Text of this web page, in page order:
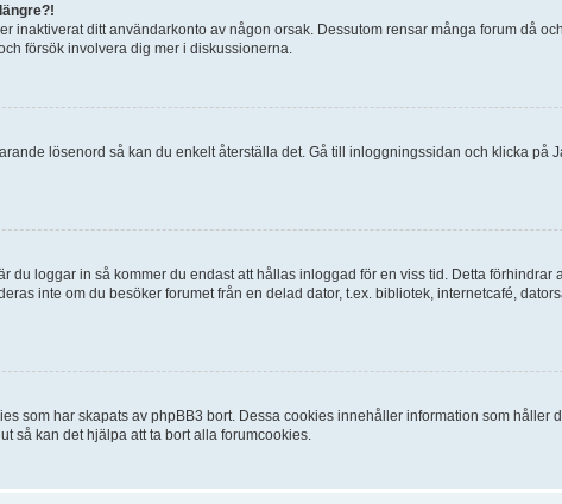
inaktiverat ditt användarkonto av någon orsak. Dessutom rensar många forum då
försök involvera dig mer i diskussionerna.
lösenord så kan du enkelt återställa det. Gå till inloggningssidan och klicka på
du loggar in så kommer du endast att hållas inloggad för en viss tid. Detta
inte om du besöker forumet från en delad dator, t.ex. bibliotek, internetcafé,
som har skapats av phpBB3 bort. Dessa cookies innehåller information som
så kan det hjälpa att ta bort alla forumcookies.